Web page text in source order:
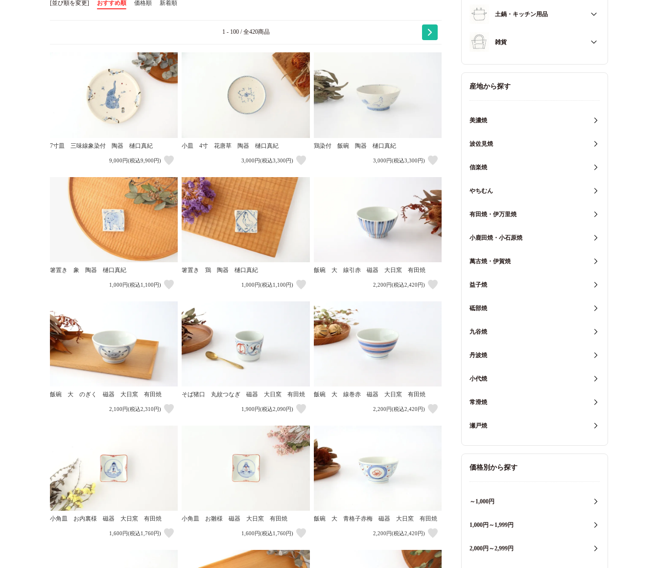
[並び順を変更] おすすめ順 価格順 新着順
1 - 100 / 全420商品
7寸皿 三味線象染付 陶器 樋口真紀
9,000円(税込9,900円)
小皿 4寸 花唐草 陶器 樋口真紀
3,000円(税込3,300円)
鶏染付 飯碗 陶器 樋口真紀
3,000円(税込3,300円)
箸置き 象 陶器 樋口真紀
1,000円(税込1,100円)
箸置き 鶏 陶器 樋口真紀
1,000円(税込1,100円)
飯碗 大 線引赤 磁器 大日窯 有田焼
2,200円(税込2,420円)
飯碗 大 のぎく 磁器 大日窯 有田焼
2,100円(税込2,310円)
そば猪口 丸紋つなぎ 磁器 大日窯 有田焼
1,900円(税込2,090円)
飯碗 大 線巻赤 磁器 大日窯 有田焼
2,200円(税込2,420円)
小角皿 お内裏様 磁器 大日窯 有田焼
1,600円(税込1,760円)
小角皿 お雛様 磁器 大日窯 有田焼
1,600円(税込1,760円)
飯碗 大 青格子赤梅 磁器 大日窯 有田焼
2,200円(税込2,420円)
箸
すべて
土鍋・キッチン用品
すべて
キッチン用品
重箱・弁当箱
雑貨
すべて
産地から探す
美濃焼
波佐見焼
信楽焼
やちむん
有田焼・伊万里焼
小鹿田焼・小石原焼
萬古焼・伊賀焼
益子焼
砥部焼
九谷焼
丹波焼
小代焼
常滑焼
瀬戸焼
価格別から探す
～1,000円
1,000円～1,999円
2,000円～2,999円